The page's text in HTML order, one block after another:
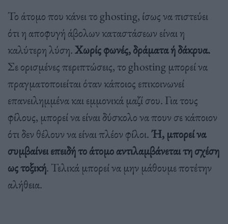
Το άτομο που κάνει το ghosting, ίσως να πιστεύει
ότι η αποφυγή άβολων καταστάσεων είναι η
καλύτερη λύση.Χωρίς φωνές, δράματα ή δάκρυα.
Σε ορισμένες περιπτώσεις, το ghosting μπορεί να
πραγματοποιείται όταν κάποιος επικοινωνεί
επανειλημμένα και εμμονικά μαζί σου. Για τους
φίλους, μπορεί να είναι δύσκολο να πουν σε κάποιον
ότι δεν θέλουν να είναι πλέον φίλοι.Ή, μπορεί να
συμβαίνει επειδή το άτομο αντιλαμβάνεται τη σχέση
ως τοξική. Τελικά μπορεί να μην μάθουμε ποτέτην
αλήθεια.